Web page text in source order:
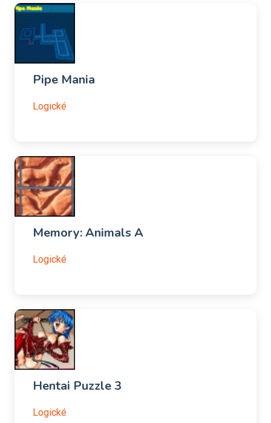
Pipe Mania
Logické
Memory: Animals A
Logické
Hentai Puzzle 3
Logické